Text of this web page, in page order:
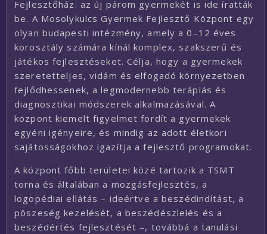
Fejlesztőház: az új párom gyermekét is ide íratták
be. A Mosolykulcs Gyermek Fejlesztő Központ egy
olyan budapesti intézmény, amely a 0–12 éves
korosztály számára kínál komplex, szakszerű és
játékos fejlesztéseket. Célja, hogy a gyermekek
szeretetteljes, vidám és elfogadó környezetben
fejlődhessenek, a legmodernebb terápiás és
diagnosztikai módszerek alkalmazásával. A
központ kiemelt figyelmet fordít a gyermekek
egyéni igényeire, és mindig az adott életkori
sajátosságokhoz igazítja a fejlesztő programokat.
A központ főbb területei közé tartozik a TSMT
torna és általában a mozgásfejlesztés, a
logopédiai ellátás – ideértve a beszédindítást, a
pöszeség kezelését, a beszédészlelés és a
beszédértés fejlesztését –, továbbá a tanulási